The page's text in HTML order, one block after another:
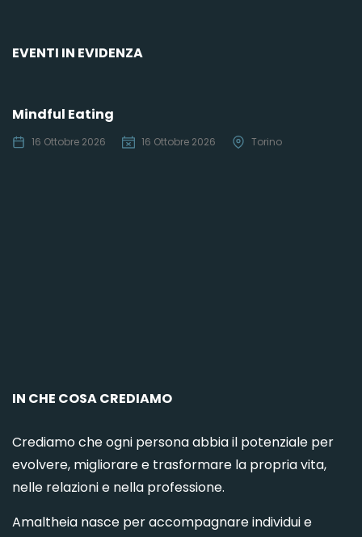
EVENTI IN EVIDENZA
Mindful Eating
16 Ottobre 2026 16 Ottobre 2026 Torino
IN CHE COSA CREDIAMO
Crediamo che ogni persona abbia il potenziale per
evolvere, migliorare e trasformare la propria vita,
nelle relazioni e nella professione.
Amaltheia nasce per accompagnare individui e